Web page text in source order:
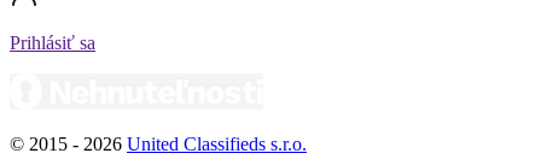
Prihlásiť sa
© 2015 - 2026 United Classifieds s.r.o.